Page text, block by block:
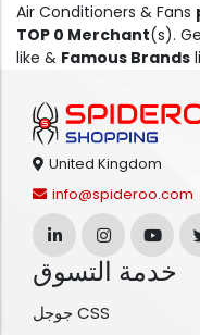
Air Conditioners & Fans
TOP 0 Merchant(s).
like & Famous Brands
United Kingdom
info@spideroo.com
خدمة التسوق
جوجل CSS